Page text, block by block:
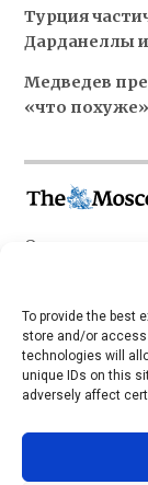
To provide the best
store and/or
technologies will
unique IDs on this
adversely affect
Турция
Дарданеллы
Медведев
«что
О нас
Политика
iOS
Android